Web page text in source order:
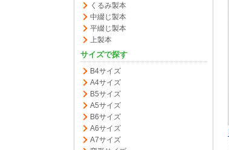
くるみ製本
中綴じ製本
平綴じ製本
上製本
サイズで探す
B4サイズ
A4サイズ
B5サイズ
A5サイズ
B6サイズ
A6サイズ
A7サイズ